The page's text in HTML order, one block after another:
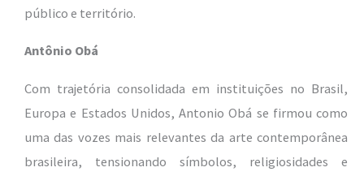
público e território.
Antônio Obá
Com trajetória consolidada em instituições no Brasil,
Europa e Estados Unidos, Antonio Obá se firmou como
uma das vozes mais relevantes da arte contemporânea
brasileira, tensionando símbolos, religiosidades e